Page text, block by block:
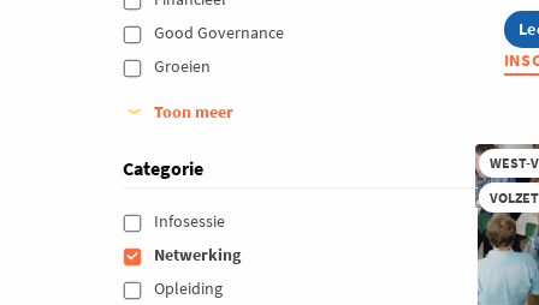
Good Governance
Groeien
Toon meer
Categorie
Infosessie
Netwerking
Opleiding
WEST-
VOLZET